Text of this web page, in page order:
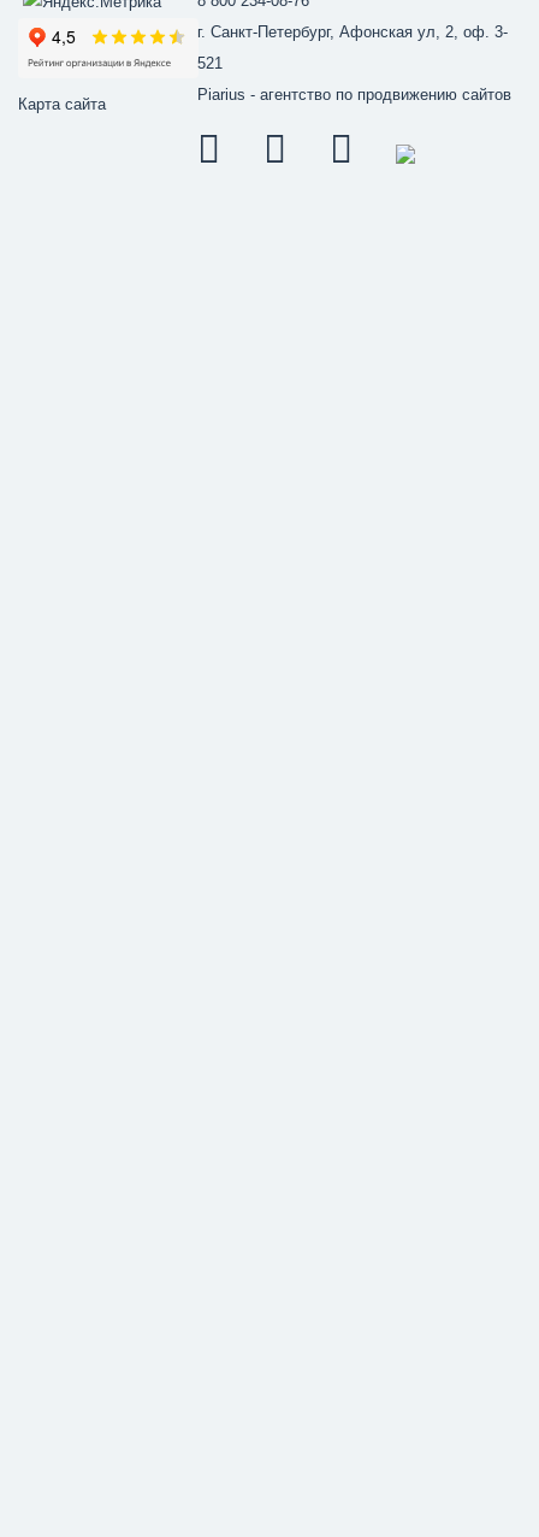
Карта сайта
г. Санкт-Петербург, Афонская ул, 2, оф. 3-
521
Piarius - агентство по продвижению сайтов